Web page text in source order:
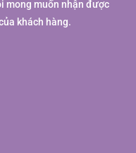
mong muốn nhận được
khách hàng.